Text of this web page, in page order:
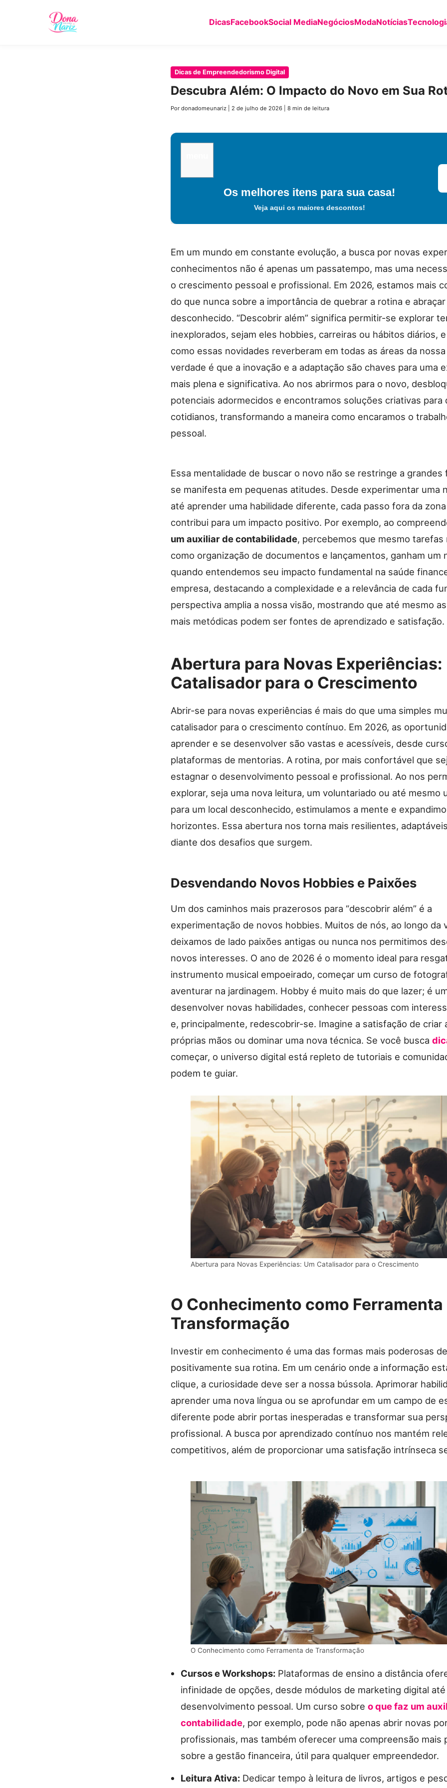
DicasFacebookSocial MediaNegóciosModaNotícias
Dicas de Empreendedorismo Digital
Descubra Além: O Impacto do Novo em Sua
Por donadomeunariz 2 de julho de 2026 8 min de leitura
Os melhores itens para sua casa!
Veja aqui os maiores descontos!
Em um mundo em constante evolução, a busca por novas
conhecimentos não é apenas um passatempo, mas uma
o crescimento pessoal e profissional. Em 2026, estamos mais
do que nunca sobre a importância de quebrar a rotina e
desconhecido. “Descobrir além” significa permitir-se explorar
inexplorados, sejam eles hobbies, carreiras ou hábitos diários,
como essas novidades reverberam em todas as áreas da nossa
verdade é que a inovação e a adaptação são chaves para uma
mais plena e significativa. Ao nos abrirmos para o novo,
potenciais adormecidos e encontramos soluções criativas para
cotidianos, transformando a maneira como encaramos o
pessoal.
Essa mentalidade de buscar o novo não se restringe a grandes
se manifesta em pequenas atitudes. Desde experimentar uma
até aprender uma habilidade diferente, cada passo fora da
contribui para um impacto positivo. Por exemplo, ao
um auxiliar de contabilidade, percebemos que mesmo tarefas
como organização de documentos e lançamentos, ganham um
quando entendemos seu impacto fundamental na saúde
empresa, destacando a complexidade e a relevância de cada
perspectiva amplia a nossa visão, mostrando que até mesmo
mais metódicas podem ser fontes de aprendizado e satisfação.
Abertura para Novas Experiências:
Catalisador para o Crescimento
Abrir-se para novas experiências é mais do que uma simples
catalisador para o crescimento contínuo. Em 2026, as
aprender e se desenvolver são vastas e acessíveis, desde
plataformas de mentorias. A rotina, por mais confortável que
estagnar o desenvolvimento pessoal e profissional. Ao nos
explorar, seja uma nova leitura, um voluntariado ou até mesmo
para um local desconhecido, estimulamos a mente e
horizontes. Essa abertura nos torna mais resilientes,
diante dos desafios que surgem.
Desvendando Novos Hobbies e Paixões
Um dos caminhos mais prazerosos para “descobrir além” é a
experimentação de novos hobbies. Muitos de nós, ao longo da
deixamos de lado paixões antigas ou nunca nos permitimos
novos interesses. O ano de 2026 é o momento ideal para
instrumento musical empoeirado, começar um curso de
aventurar na jardinagem. Hobby é muito mais do que lazer; é
desenvolver novas habilidades, conhecer pessoas com
e, principalmente, redescobrir-se. Imagine a satisfação de criar
próprias mãos ou dominar uma nova técnica. Se você busca
começar, o universo digital está repleto de tutoriais e
podem te guiar.
Abertura para Novas Experiências: Um Catalisador para o Crescimento
O Conhecimento como Ferramenta
Transformação
Investir em conhecimento é uma das formas mais poderosas
positivamente sua rotina. Em um cenário onde a informação
clique, a curiosidade deve ser a nossa bússola. Aprimorar
aprender uma nova língua ou se aprofundar em um campo de
diferente pode abrir portas inesperadas e transformar sua
profissional. A busca por aprendizado contínuo nos mantém
competitivos, além de proporcionar uma satisfação intrínseca
O Conhecimento como Ferramenta de Transformação
Cursos e Workshops: Plataformas de ensino a distância
infinidade de opções, desde módulos de marketing digital até
desenvolvimento pessoal. Um curso sobre o que faz um
contabilidade, por exemplo, pode não apenas abrir novas
profissionais, mas também oferecer uma compreensão mais
sobre a gestão financeira, útil para qualquer empreendedor.
Leitura Ativa: Dedicar tempo à leitura de livros, artigos e